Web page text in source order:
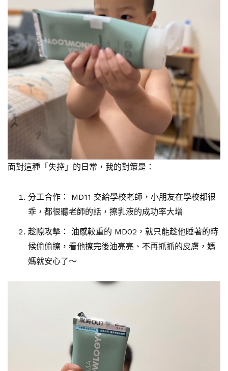
面對這種「失控」的日常，我的對策是：
分工合作： MD11 交給學校老師，小朋友在學校都很
乖，都很聽老師的話，擦乳液的成功率大增
趁隙攻擊： 油感較重的 MD02，就只能趁他睡著的時
候偷偷擦，看他擦完後油亮亮、不再抓抓的皮膚，媽
媽就安心了～